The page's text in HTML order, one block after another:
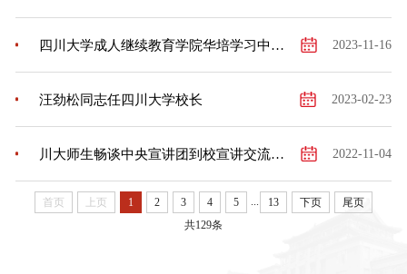
2023-11-16
四川大学成人继续教育学院华培学习中心 2023年摄影大赛圆满结束
2023-02-23
汪劲松同志任四川大学校长
2022-11-04
川大师生畅谈中央宣讲团到校宣讲交流收获
首页 上页 1 2 3 4 5 ... 13 下页
尾页
共129条